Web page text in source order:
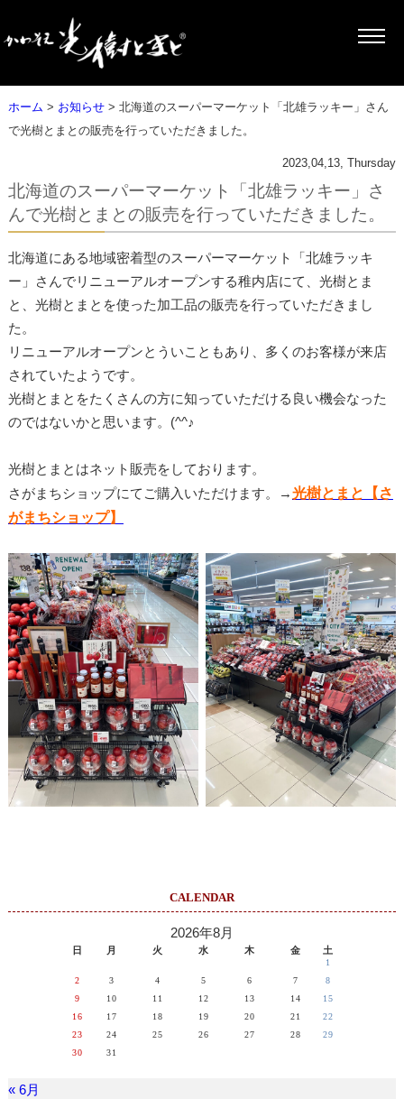
ホーム > お知らせ> 北海道のスーパーマーケット「北雄ラッキー」さん
で光樹とまとの販売を行っていただきました。
2023,04,13, Thursday
北海道のスーパーマーケット「北雄ラッキー」さ
んで光樹とまとの販売を行っていただきました。
北海道にある地域密着型のスーパーマーケット「北雄ラッキ
ー」さんでリニューアルオープンする稚内店にて、光樹とま
と、光樹とまとを使った加工品の販売を行っていただきまし
た。
リニューアルオープンとういこともあり、多くのお客様が来店
されていたようです。
光樹とまとをたくさんの方に知っていただける良い機会なった
のではないかと思います。(^^♪
光樹とまとはネット販売をしております。
さがまちショップにてご購入いただけます。→光樹とまと【さ
がまちショップ】
CALENDAR
2026年8月
日 月 火 水 木 金 土
1
2
3 4 5 6 7
8
9
10 11 12 13 14
15
16
17 18 19 20 21
22
23
24 25 26 27 28
29
30
31
« 6月